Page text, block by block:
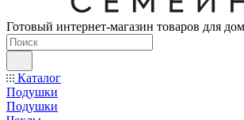
Готовый интернет-магазин товаров для
Каталог
Подушки
Подушки